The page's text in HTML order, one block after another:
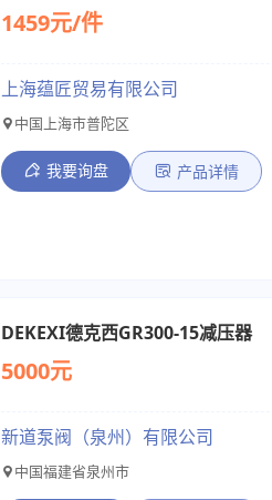
1459元/件
上海蕴匠贸易有限公司
中国上海市普陀区
我要询盘 产品详情
DEKEXI德克西GR300-15减压器
5000元
新道泵阀（泉州）有限公司
中国福建省泉州市